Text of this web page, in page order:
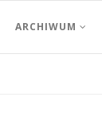
ARCHIWUM